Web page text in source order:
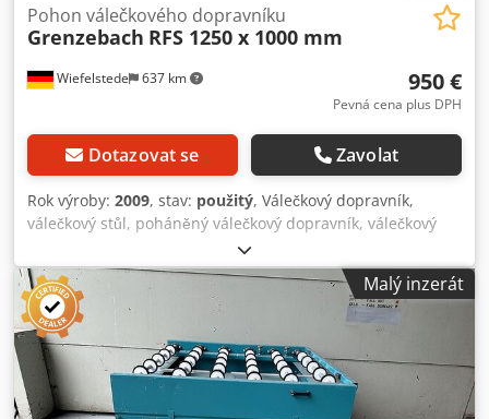
Wiefelstede 637 km
Pohon válečkového dopravníku
Grenzebach RFS 1250 x 1000 mm
950 €
Pevná cena plus DPH
Dotazovat se Zavolat
Rok výroby: 2009, stav: použitý, Válečkový dopravník,
válečkový stůl, poháněný válečkový dopravník, válečkový
dopravník -Výrobce: Grenzebach, válečkový dopravník typu
RFS stabilní konstrukce -Hnací motor: 0,18 kW 76 ot/min. -
Mezerní rozměr: 1000 mm -Délka dopravníku: 1250 mm -
Středová vzdálenost: 250 mm -Rozteč válečků: 250 mm -
Válečky: pogumované -Výška dopravníku: nastavitelná -
počet: k dispozici je 1x válečkový dopravník -Rozměry:
1480/1150/H720 mm Codpfjtlzdusx Ap Ajrf -Hmotnost: 200
kg
Malý inzerát